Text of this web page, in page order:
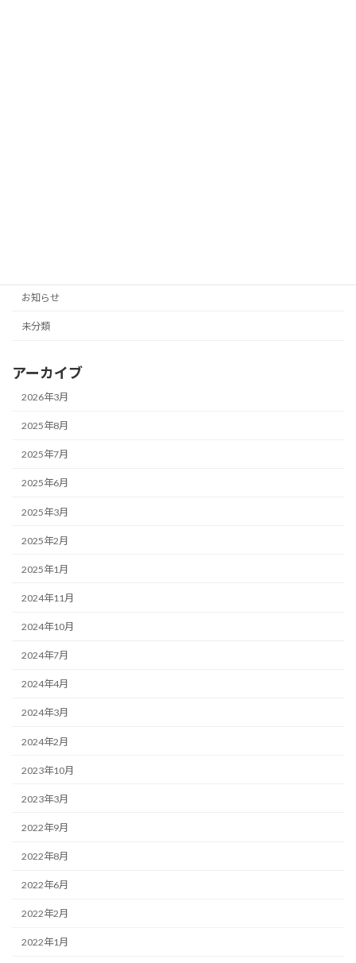
お知らせ
未分類
アーカイブ
2026年3月
2025年8月
2025年7月
2025年6月
2025年3月
2025年2月
2025年1月
2024年11月
2024年10月
2024年7月
2024年4月
2024年3月
2024年2月
2023年10月
2023年3月
2022年9月
2022年8月
2022年6月
2022年2月
2022年1月